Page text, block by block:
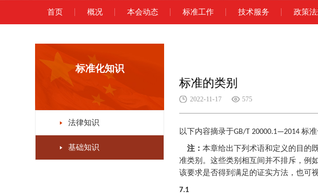
首页 概况 本会动态 标准工作 技术服务 政策
标准化知识
法律知识
基础知识
标准的类别
2022-11-17 575
以下内容摘录于GB/T 20000.1—2014 标
注： 本章给出下列术语和定义的目的
准类别。这些类别相互间并不排斥，例
该要求是否得到满足的证实方法，也可
7.1